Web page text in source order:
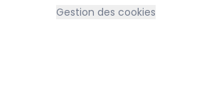
Gestion des cookies